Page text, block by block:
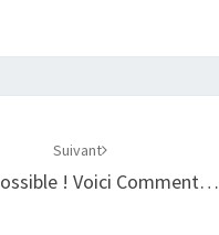
Suivant
! Voici Comment…